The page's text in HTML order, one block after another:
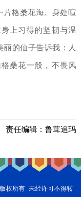
片格桑花海。身处喧
上习得的坚韧与温
的仙子告诉我：人
桑花一般，不畏风
责任编辑： 鲁茸追玛
权所有 未经许可不得转